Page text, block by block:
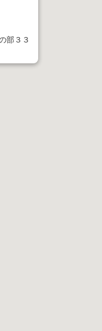
部３３